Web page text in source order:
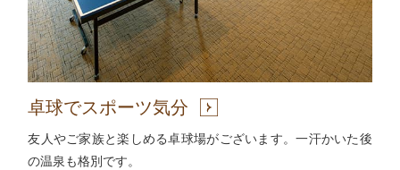
卓球でスポーツ気分
友人やご家族と楽しめる卓球場がございます。一汗かいた後
の温泉も格別です。